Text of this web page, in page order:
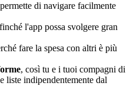
di navigare facilmente
l'app possa svolgere gran
fare la spesa con altri è più
, così tu e i tuoi compagni di
liste indipendentemente dal